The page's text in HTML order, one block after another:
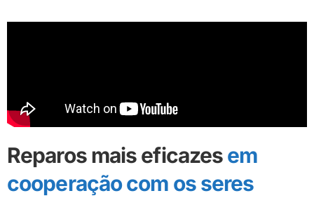
Reparos mais eficazesem
cooperação com os seres